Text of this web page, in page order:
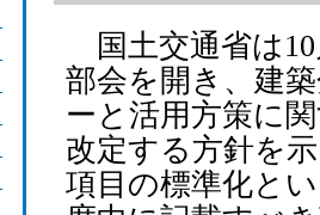
国土交通省は10
部会を開き、建
ーと活用方策に
改定する方針を
項目の標準化と